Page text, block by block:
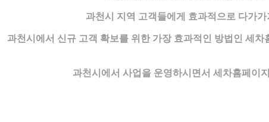
과천시 지역 고객들에게 효과적으로 다가
과천시에서 신규 고객 확보를 위한 가장 효과적인 방법인 세
과천시에서 사업을 운영하시면서 세차홈페이